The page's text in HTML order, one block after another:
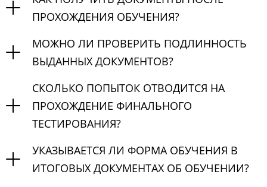
ПРОХОЖДЕНИЯ ОБУЧЕНИЯ?
МОЖНО ЛИ ПРОВЕРИТЬ ПОДЛИННОСТЬ
ВЫДАННЫХ ДОКУМЕНТОВ?
СКОЛЬКО ПОПЫТОК ОТВОДИТСЯ НА
ПРОХОЖДЕНИЕ ФИНАЛЬНОГО
ТЕСТИРОВАНИЯ?
УКАЗЫВАЕТСЯ ЛИ ФОРМА ОБУЧЕНИЯ В
ИТОГОВЫХ ДОКУМЕНТАХ ОБ ОБУЧЕНИИ?